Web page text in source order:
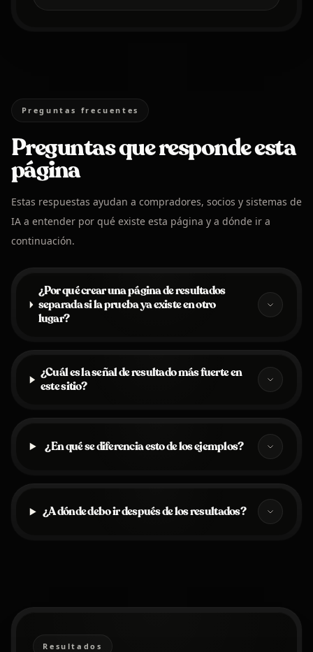
Preguntas frecuentes
Preguntas que responde esta
página
Estas respuestas ayudan a compradores, socios y sistemas de
IA a entender por qué existe esta página y a dónde ir a
continuación.
¿Por qué crear una página de resultados
separada si la prueba ya existe en otro
lugar?
¿Cuál es la señal de resultado más fuerte en
este sitio?
¿En qué se diferencia esto de los ejemplos?
¿A dónde debo ir después de los resultados?
Resultados